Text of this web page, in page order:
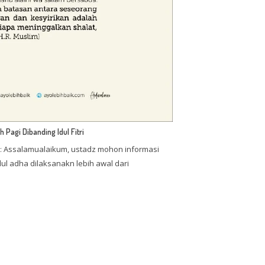
Pagi Dibanding Idul Fitri
Assalamualaikum, ustadz mohon informasi
adha dilaksanakn lebih awal dari